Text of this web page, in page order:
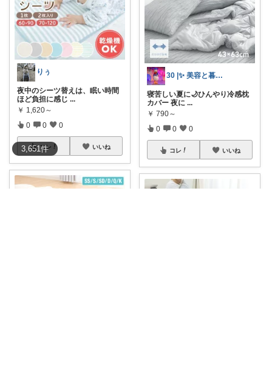
3,651件
りぅ
夜中のシーツ替えは、眠い時間
ほど負担に感じ ...
￥ 1,620～
0 0 0
コレ いいね
30 |✨ 美容と暮らしのROOM
寝苦しい夏に🌙ひんやり冷感枕
カバー 夜に ...
￥ 790～
0 0 0
コレ いいね